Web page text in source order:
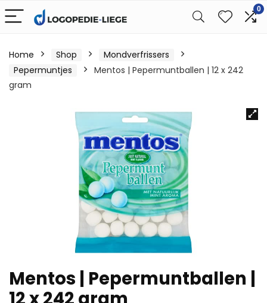
0
Home Shop
Mondverfrissers
Pepermuntjes
Mentos | Pepermuntballen | 12 x 242
gram
Mentos | Pepermuntballen |